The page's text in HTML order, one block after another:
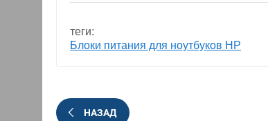
теги:
Блоки питания для ноутбуков НР
НАЗАД